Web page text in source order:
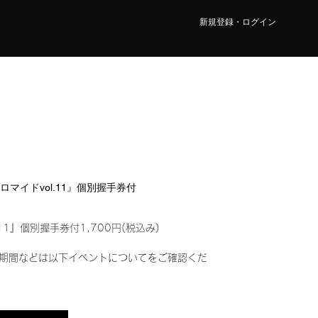
新規登録・ログイン
マイドvol.11』個別握手券付
』個別握手券付1,700円(税込み)
間などは以下イベントについてをご確認くだ